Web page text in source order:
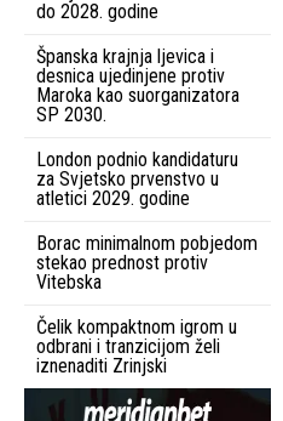
do 2028. godine
Španska krajnja ljevica i
desnica ujedinjene protiv
Maroka kao suorganizatora
SP 2030.
London podnio kandidaturu
za Svjetsko prvenstvo u
atletici 2029. godine
Borac minimalnom pobjedom
stekao prednost protiv
Vitebska
Čelik kompaktnom igrom u
odbrani i tranzicijom želi
iznenaditi Zrinjski